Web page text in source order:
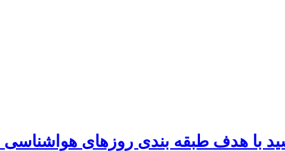
با هدف طبقه بندی روزهای هواشناسی